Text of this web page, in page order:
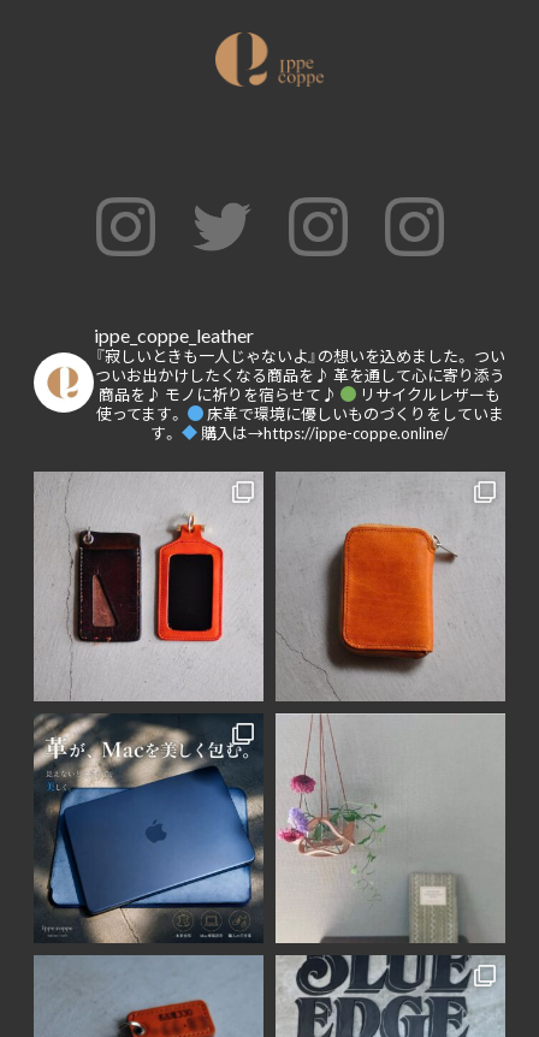
ippe_coppe_leather
『寂しいときも一人じゃないよ』の想いを込めました。 つい
ついお出かけしたくなる商品を♪ 革を通して心に寄り添う
商品を♪ モノに祈りを宿らせて♪
リサイクルレザーも
使ってます。
床革で環境に優しいものづくりをしていま
す。
購入は→https://ippe-coppe.online/